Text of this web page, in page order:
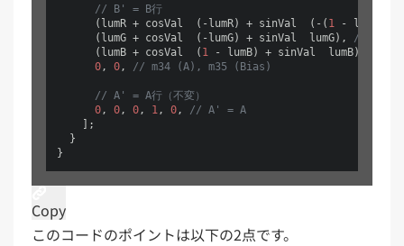
// B' = B行
      (lumR + cosVal  (-lumR) + sinVal  (-(
1
-
      (lumG + cosVal  (-lumG) + sinVal  lumG),
// m32
      (lumB + cosVal  (
1 - lumB) + sinVal  lumB),
0 , 0 , // m34 (A), m35 (Bias)
// A' = A行（不変）
0 , 0 , 0 , 1 , 0 , // A' = A
    ];
  }
Copy
このコードのポイントは以下の2点です。